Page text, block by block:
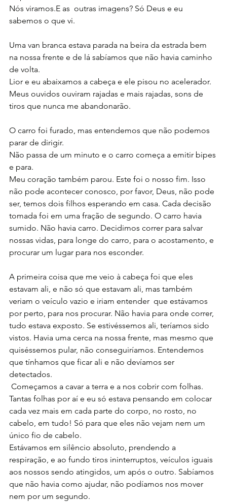
Nós viramos.E as  outras imagens? Só Deus e eu
sabemos o que vi.
Uma van branca estava parada na beira da estrada bem
na nossa frente e de lá sabíamos que não havia caminho
de volta.
Lior e eu abaixamos a cabeça e ele pisou no acelerador.
Meus ouvidos ouviram rajadas e mais rajadas, sons de
tiros que nunca me abandonarão.
O carro foi furado, mas entendemos que não podemos
parar de dirigir.
Não passa de um minuto e o carro começa a emitir bipes
e para.
Meu coração também parou. Este foi o nosso fim. Isso
não pode acontecer conosco, por favor, Deus, não pode
ser, temos dois filhos esperando em casa. Cada decisão
tomada foi em uma fração de segundo. O carro havia
sumido. Não havia carro. Decidimos correr para salvar
nossas vidas, para longe do carro, para o acostamento, e
procurar um lugar para nos esconder.
A primeira coisa que me veio à cabeça foi que eles
estavam ali, e não só que estavam ali, mas também
veriam o veículo vazio e iriam entender  que estávamos
por perto, para nos procurar. Não havia para onde correr,
tudo estava exposto. Se estivéssemos ali, teríamos sido
vistos. Havia uma cerca na nossa frente, mas mesmo que
quiséssemos pular, não conseguiríamos. Entendemos
que tínhamos que ficar ali e não devíamos ser
detectados.
Começamos a cavar a terra e a nos cobrir com folhas.
Tantas folhas por aí e eu só estava pensando em colocar
cada vez mais em cada parte do corpo, no rosto, no
cabelo, em tudo! Só para que eles não vejam nem um
único fio de cabelo.
Estávamos em silêncio absoluto, prendendo a
respiração, e ao fundo tiros ininterruptos, veículos iguais
aos nossos sendo atingidos, um após o outro. Sabíamos
que não havia como ajudar, não podíamos nos mover
nem por um segundo.